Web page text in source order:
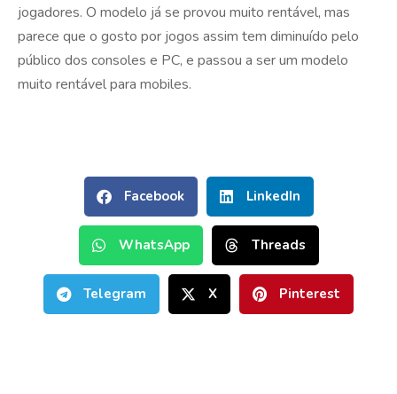
jogadores. O modelo já se provou muito rentável, mas
parece que o gosto por jogos assim tem diminuído pelo
público dos consoles e PC, e passou a ser um modelo
muito rentável para mobiles.
Facebook LinkedIn
WhatsApp Threads
Telegram X Pinterest